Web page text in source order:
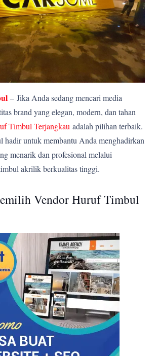
– Jika Anda sedang mencari media
brand yang elegan, modern, dan tahan
Timbul Terjangkau adalah pilihan terbaik.
untuk membantu Anda menghadirkan
menarik dan profesional melalui
akrilik berkualitas tinggi.
Vendor Huruf Timbul